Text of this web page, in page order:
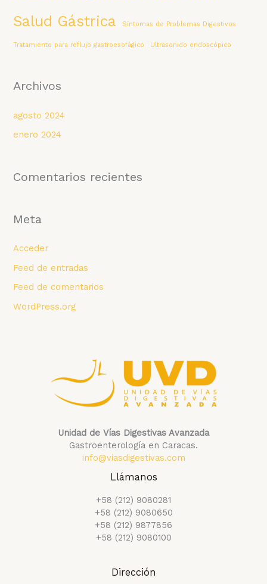
Salud Gástrica Síntomas de Problemas Digestivos
Tratamiento para reflujo gastroesofágico Ultrasonido endoscópico
Archivos
agosto 2024
enero 2024
Comentarios recientes
Meta
Acceder
Feed de entradas
Feed de comentarios
WordPress.org
Unidad de Vías Digestivas Avanzada
Gastroenterología en Caracas.
info@viasdigestivas.com
Llámanos
+58 (212) 9080281
+58 (212) 9080650
+58 (212) 9877856
+58 (212) 9080100
Dirección